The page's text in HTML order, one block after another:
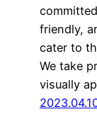
friendly,
cater to
We take
visually